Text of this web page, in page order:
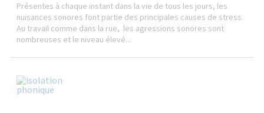
Présentes à chaque instant dans la vie de tous les jours, les
nuisances sonores font partie des principales causes de stress.
Au travail comme dans la rue, les agressions sonores sont
nombreuses et le niveau élevé...